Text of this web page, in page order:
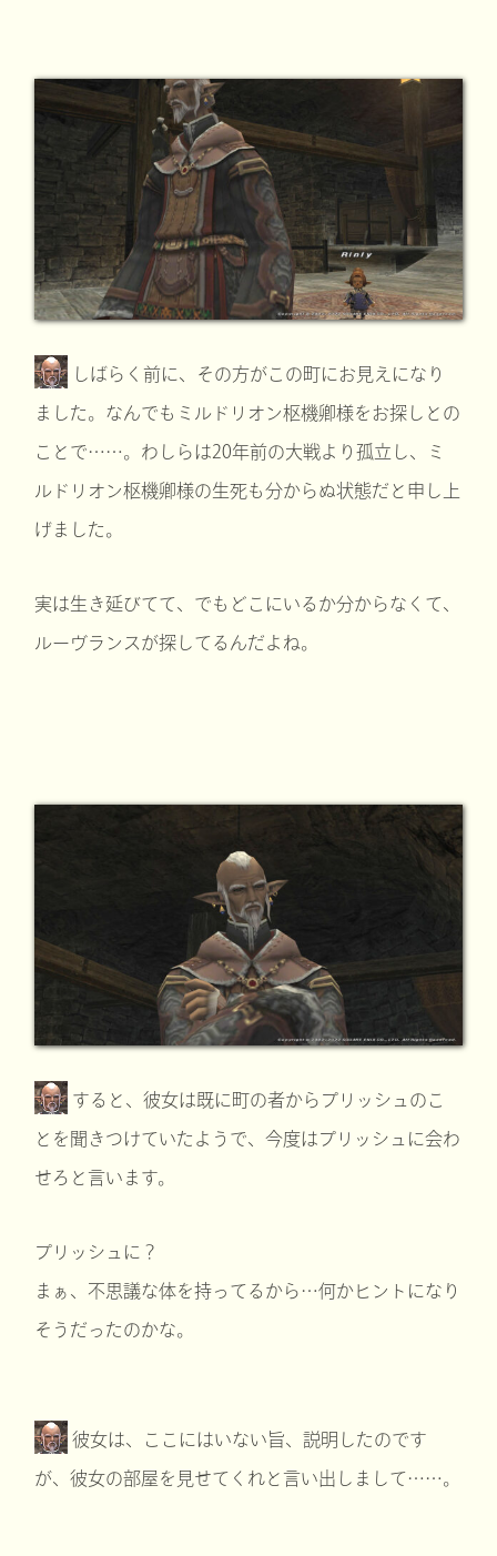
しばらく前に、その方がこの町にお見えになり
ました。なんでもミルドリオン枢機卿様をお探しとの
ことで……。わしらは20年前の大戦より孤立し、ミ
ルドリオン枢機卿様の生死も分からぬ状態だと申し上
げました。
実は生き延びてて、でもどこにいるか分からなくて、
ルーヴランスが探してるんだよね。
すると、彼女は既に町の者からプリッシュのこ
とを聞きつけていたようで、今度はプリッシュに会わ
せろと言います。
プリッシュに？
まぁ、不思議な体を持ってるから…何かヒントになり
そうだったのかな。
彼女は、ここにはいない旨、説明したのです
が、彼女の部屋を見せてくれと言い出しまして……。